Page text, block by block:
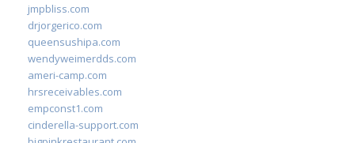
jmpbliss.com
drjorgerico.com
queensushipa.com
wendyweimerdds.com
ameri-camp.com
hrsreceivables.com
empconst1.com
cinderella-support.com